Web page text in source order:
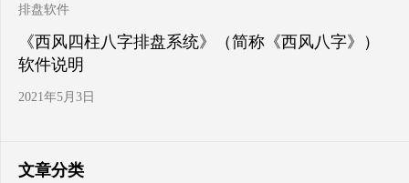
排盘软件
《西风四柱八字排盘系统》（简称《西风八字》）
软件说明
2021年5月3日
文章分类